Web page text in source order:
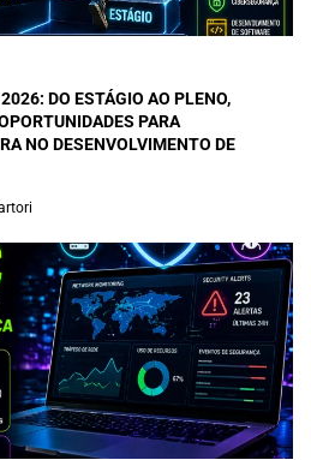
DO ESTÁGIO AO PLENO,
PARA
NO DESENVOLVIMENTO DE